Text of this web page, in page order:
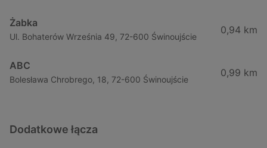
Żabka
Ul. Bohaterów Września 49, 72-600 Świnoujście
0,94 km
ABC
Bolesława Chrobrego, 18, 72-600 Świnoujście
0,99 km
Dodatkowe łącza